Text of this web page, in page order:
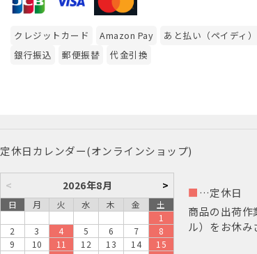
クレジットカード Amazon Pay
あと払い（ペイディ）
銀行振込
郵便振替 代金引換
定休日カレンダー(オンラインショップ)
< 2026年8月 >
日 月 火 水 木 金
土
1
2
3 4 5 6 7
8
9
10 11 12 13 14
15
■ …定休日
商品の出荷作
ル）をお休み